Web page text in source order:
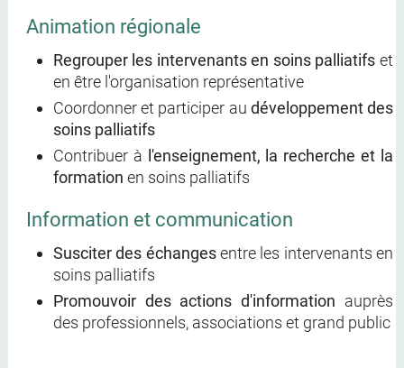
Animation régionale
Regrouper les intervenants en soins palliatifs et
en être l'organisation représentative
Coordonner et participer au développement des
soins palliatifs
Contribuer à l'enseignement, la recherche et la
formation en soins palliatifs
Information et communication
Susciter des échangesentre les intervenants en
soins palliatifs
Promouvoir des actions d'information auprès
des professionnels, associations et grand public